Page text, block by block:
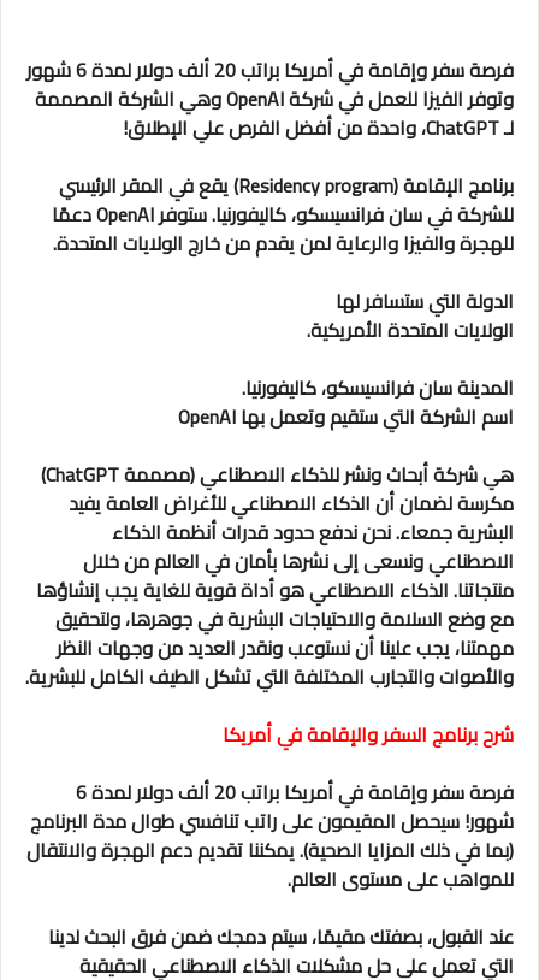
فرصة سفر وإقامة في أمريكا براتب 20 ألف دولار لمدة 6 شهور
وتوفر الفيزا للعمل في شركة OpenAI وهي الشركة المصممة
لـ ChatGPT، واحدة من أفضل الفرص علي الإطلاق!
برنامج الإقامة (Residency program) يقع في المقر الرئيسي
للشركة في سان فرانسيسكو، كاليفورنيا. ستوفر OpenAI دعمًا
للهجرة والفيزا والرعاية لمن يقدم من خارج الولايات المتحدة.
الدولة التي ستسافر لها
الولايات المتحدة الأمريكية.
المدينةسان فرانسيسكو، كاليفورنيا.
اسم الشركة التي ستقيم وتعمل بهاOpenAI
هي شركة أبحاث ونشر للذكاء الاصطناعي (مصممة ChatGPT)
مكرسة لضمان أن الذكاء الاصطناعي للأغراض العامة يفيد
البشرية جمعاء. نحن ندفع حدود قدرات أنظمة الذكاء
الاصطناعي ونسعى إلى نشرها بأمان في العالم من خلال
منتجاتنا. الذكاء الاصطناعي هو أداة قوية للغاية يجب إنشاؤها
مع وضع السلامة والاحتياجات البشرية في جوهرها، ولتحقيق
مهمتنا، يجب علينا أن نستوعب ونقدر العديد من وجهات النظر
والأصوات والتجارب المختلفة التي تشكل الطيف الكامل للبشرية.
شرح برنامج السفر والإقامة في أمريكا
فرصة سفر وإقامة في أمريكا براتب 20 ألف دولار لمدة 6
شهور! سيحصل المقيمون على راتب تنافسي طوال مدة البرنامج
(بما في ذلك المزايا الصحية). يمكننا تقديم دعم الهجرة والانتقال
للمواهب على مستوى العالم.
عند القبول، بصفتك مقيمًا، سيتم دمجك ضمن فرق البحث لدينا
التي تعمل على حل مشكلات الذكاء الاصطناعي الحقيقية